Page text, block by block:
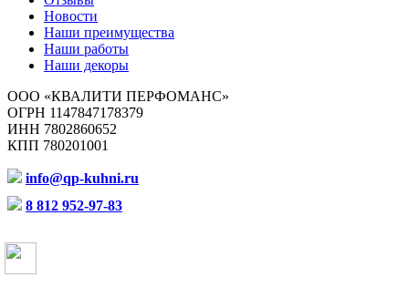
Новости
Наши преимущества
Наши работы
Наши декоры
ООО «КВАЛИТИ ПЕРФОМАНС»
ОГРН 1147847178379
ИНН 7802860652
КПП 780201001
info@qp-kuhni.ru
8 812 952-97-83